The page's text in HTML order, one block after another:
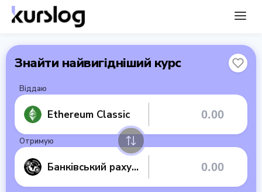
Знайти найвигідніший курс
Віддаю
Ethereum Classic
Отримую
Банківський рахунок PHP